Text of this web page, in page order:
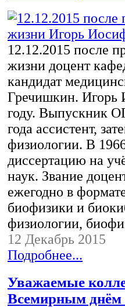
12.12.2015 после
жизни доцент
кандидат
Гречишкин. Игорь
году. Выпускник
года ассистент,
физиологии. В
диссертацию на
наук. Звание
ежегодно в
биофизики и
физиологии,
12 Декабрь 2015
Подробнее...
Уважаемые
Всемирным днём